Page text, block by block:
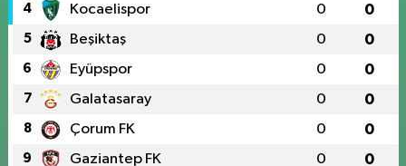
4 Kocaelispor 0 0
5 Beşiktaş 0 0
6 Eyüpspor 0 0
7 Galatasaray 0 0
8 Çorum FK 0 0
9 Gaziantep FK 0 0